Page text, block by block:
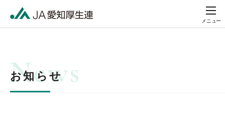
メニュー
お知らせ